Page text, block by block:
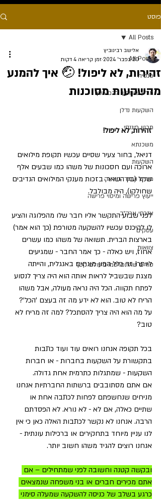
פוסט
All Posts
פנסיה
מידע שיחסוך לכם כסף
השקעות נדלן
תכנון פיננסי
משכנתא
השקעות
מורים ועובדי הוראה
ייעוץ פרישה ומיסוי פרישה
אזרחי ארה״ב
עסקים
צוואות
טורים שהתפרסמו ב׳עולם קטן׳
All Posts
זהירות, לא ליפול! 🤕 איך להמנע
מהשקעות מסוכנות
אלישב רבינוביץ
20 בפבר׳ 2024
זמן קריאה 4 דקות
זהירות, לא ליפול!
דניאל, בחור צעיר שסיים עכשיו תקופת מילואים
ארוכה ועם חסכונות של משהו כמו שבעים אלף
שקל (בין השאר, בזכות מענקי המילואים הנדיבים
שחולקו), היה מבולבל.
לפני שבוע התקשר אליו חבר שלו מהפלוגה והציע
לו להיכנס עכשיו להשקעה מטורפת (כך הוא אמר)
בארצות הברית. תשואה של משהו כמו עשרים
אחוז, ויש כאלה - כך אמר החבר - שמגיעים
ליותר! זה כלל המון מונחים באנגלית, והייתה
מצגת שבשביל לראות אותה הוא היה צריך לנסוע
לפתח תקווה. הכל היה נראה מעולה, אבל משהו
הריח לא טוב. הוא לא ידע מה זה בעצם 'הכל'?
על מה הוא היה צריך להסתכל? למה זה מריח לא
טוב?
בכל תקופה אנחנו רואים עוד ועוד כתבות
בתקשורת על השקעות בחברות - או חברות
השקעות - שמתגלות כתרמית אחת גדולה.
אם אתם מסתובבים ברשתות החברתיות אנחנו
מניחים שנחשפתם לפחות לכתבה אחת או
שתיים כאלה, אם לא - לא נורא. לא הפסדתם
הרבה. אנחנו לא נקשר לכתבות האלה כאן כי אין
לנו עניין מיוחד בתחקירים או ברכילות עונתית -
אנחנו רוצים להגיד משהו חשוב יותר.
ובקשה קטנה וחשובה לפני שמתחילים – אם
אתם מכירים חברים או בני משפחה שנמצאים
כרגע בשלב של כניסה להשקעה שמעלה סימני